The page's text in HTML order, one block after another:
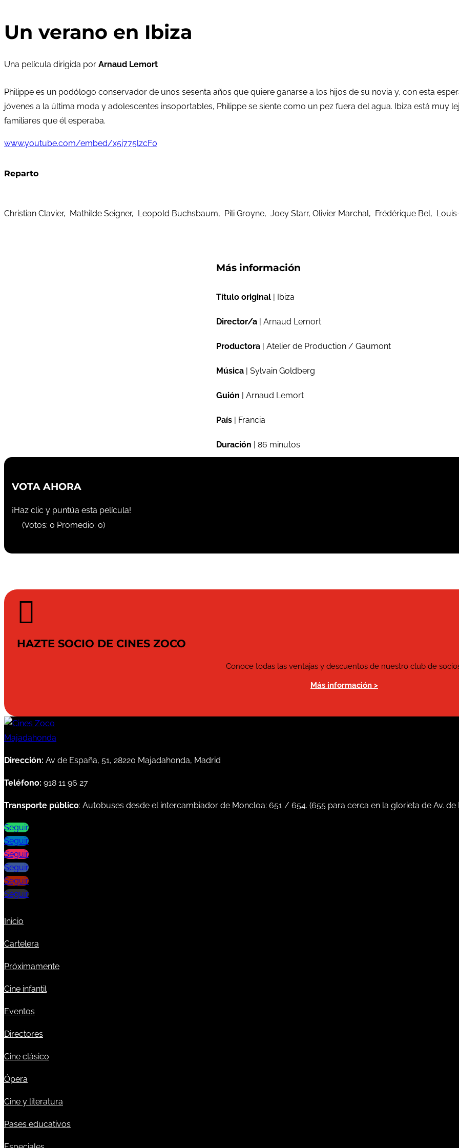
Un verano en Ibiza
Una película dirigida por Arnaud Lemort
Philippe es un podólogo conservador de unos sesenta años que quiere ganarse a los hijos de su novia y, con esta
jóvenes a la última moda y adolescentes insoportables, Philippe se siente como un pez fuera del agua. Ibiza está muy
familiares que él esperaba.
www.youtube.com/embed/x5i775lzcF0
Reparto
Christian Clavier, Mathilde Seigner, Leopold Buchsbaum, Pili Groyne, Joey Starr, Olivier Marchal, Frédérique Bel,
Más información
Título original | Ibiza
Director/a | Arnaud Lemort
Productora | Atelier de Production / Gaumont
Música | Sylvain Goldberg
Guión | Arnaud Lemort
País | Francia
Duración | 86 minutos
VOTA AHORA
¡Haz clic y puntúa esta película!
(Votos: 0 Promedio: 0)

HAZTE SOCIO DE CINES ZOCO
Conoce todas las ventajas y descuentos de nuestro club de
Más información >
Dirección: Av de España, 51, 28220 Majadahonda, Madrid
Teléfono: 918 11 96 27
Transporte público: Autobuses desde el intercambiador de Moncloa: 651 / 654. (655 para cerca en la glorieta de Av. de
Seguir
Seguir
Seguir
Seguir
Seguir
Seguir
Inicio
Cartelera
Próximamente
Cine infantil
Eventos
Directores
Cine clásico
Ópera
Cine y literatura
Pases educativos